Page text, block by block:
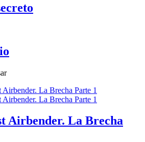
Airbender. La Brecha